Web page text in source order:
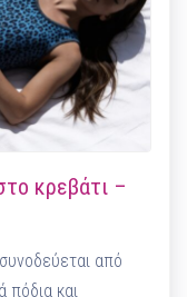
κρεβάτι –
από
πόδια και